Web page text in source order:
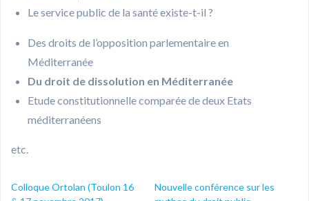
Le service public de la santé existe-t-il ?
Des droits de l’opposition parlementaire en
Méditerranée
Du droit de dissolution en Méditerranée
Etude constitutionnelle comparée de deux Etats
méditerranéens
etc.
Colloque Ortolan (Toulon 16
Nouvelle conférence sur les